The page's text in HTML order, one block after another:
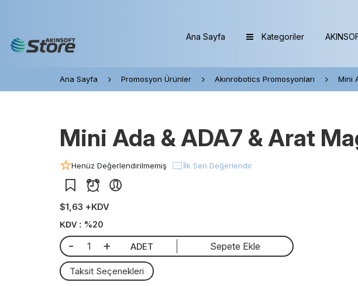
Ana Sayfa Kategoriler
Ana Sayfa Promosyon Ürünler Akınrobotics Promosyonları Mini
Mini Ada & ADA7 & Arat
Henüz Değerlendirilmemiş İlk Sen Değerlendir
$1,63 +KDV
KDV : %20
- + ADET Sepete Ekle
Taksit Seçenekleri